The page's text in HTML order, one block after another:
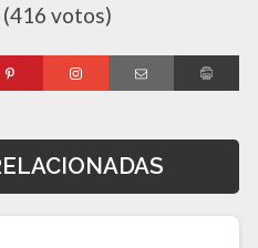
votos)